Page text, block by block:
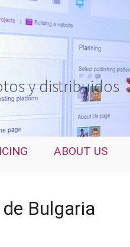
y distribuidos
ABOUT US
Bulgaria